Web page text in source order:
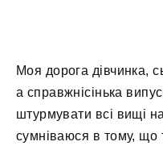
Моя дорога дівчинка,
а справжнісінька
штурмувати всі вищі
сумніваюся в тому, що